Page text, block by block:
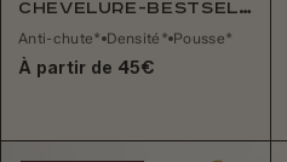
Chevelure-bestseller
Anti-chute* Densité* Pousse*
À partir de 45€